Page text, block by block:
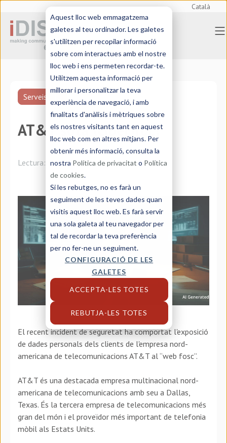
Aquest lloc web emmagatzema
galetes al teu ordinador. Les galetes
s'utilitzen per recopilar informació
sobre com interactues amb el nostre
lloc web i ens permeten recordar-te.
Utilitzem aquesta informació per
millorar i personalitzar la teva
experiència de navegació, i amb
finalitats d'anàlisis i mètriques sobre
els nostres visitants tant en aquest
lloc web com en altres mitjans. Per
obtenir més informació, consulta la
nostra Política de privacitat o Política
de cookies.
Si les rebutges, no es farà un
seguiment de les teves dades quan
visitis aquest lloc web. Es farà servir
una sola galeta al teu navegador per
tal de recordar la teva preferència
per no fer-ne un seguiment.
CONFIGURACIÓ DE LES
GALETES
ACCEPTA-LES TOTES
REBUTJA-LES TOTES
Català
Serveis TIC
AT&T sota (ciber)foc!
Lectura: 2 minutos
El recent incident de seguretat ha comportat l'exposició
de dades personals dels clients de l'empresa nord-
americana de telecomunicacions AT&T al “web fosc”.
AT&T és una destacada empresa multinacional nord-
americana de telecomunicacions amb seu a Dallas,
Texas. És la tercera empresa de telecomunicacions més
gran del món i el proveïdor més important de telefonia
mòbil als Estats Units.